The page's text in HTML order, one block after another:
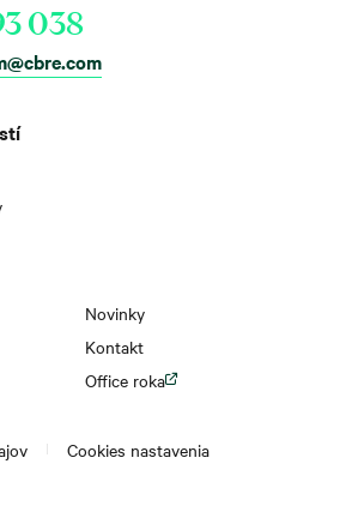
Novinky
Kontakt
Office roka
038
Cookies nastavenia